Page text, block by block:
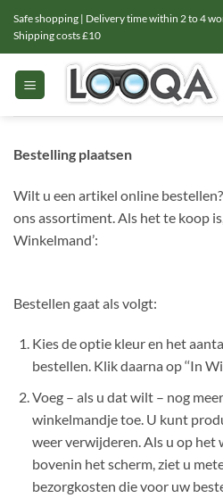
naar
inhoud
Safe shopping | Delivery time within 2 to 4
Shipping costs £10
Bestelling plaatsen
Wilt u een artikel online
ons assortiment. Als het te koop
Winkelmand’:
Bestellen gaat als volgt:
Kies de optie kleur en het
bestellen. Klik daarna op ‘‘In
Voeg – als u dat wilt – nog
winkelmandje toe. U kunt
weer verwijderen. Als u op
bovenin het scherm, ziet u
bezorgkosten die voor uw